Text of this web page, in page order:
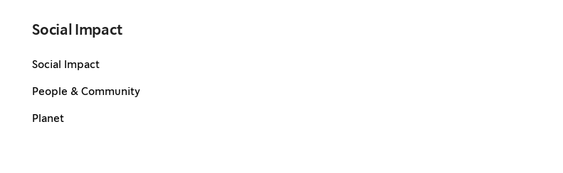
Social Impact
Social Impact
People & Community
Planet